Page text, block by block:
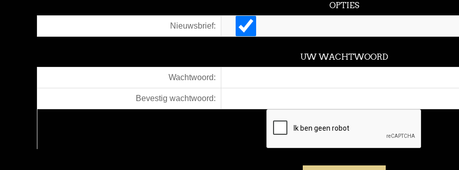
OPTIES
Nieuwsbrief:
UW WACHTWOORD
Wachtwoord:
Bevestig wachtwoord: